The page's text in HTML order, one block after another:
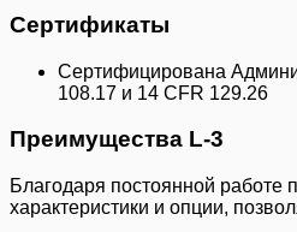
Сертификаты
Сертифицирована
108.17 и 14 CFR 129.26
Преимущества L-3
Благодаря постоянной
характеристики и опции,